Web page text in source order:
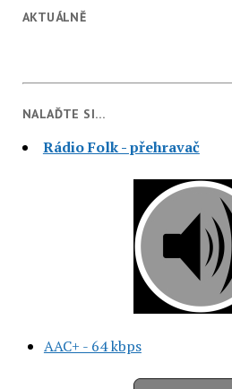
AKTUÁLNĚ
NALAĎTE SI…
Rádio Folk - přehravač
AAC+ - 64 kbps